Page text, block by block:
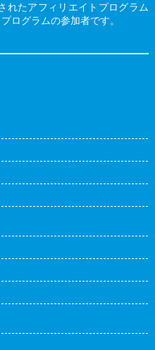
れたアフィリエイトプログラム
ログラムの参加者です。